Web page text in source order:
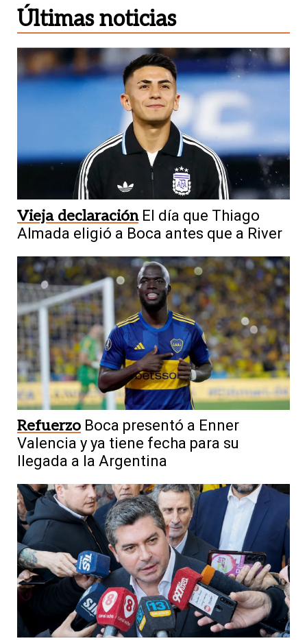
Últimas noticias
Vieja declaración El día que Thiago
Almada eligió a Boca antes que a River
Refuerzo Boca presentó a Enner
Valencia y ya tiene fecha para su
llegada a la Argentina